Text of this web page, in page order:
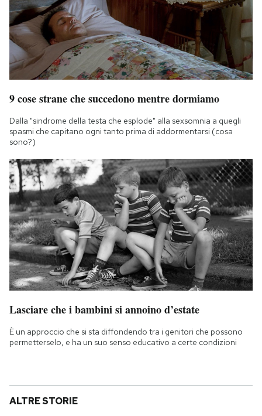
9 cose strane che succedono mentre dormiamo
Dalla "sindrome della testa che esplode" alla sexsomnia a quegli
spasmi che capitano ogni tanto prima di addormentarsi (cosa
sono?)
Lasciare che i bambini si annoino d’estate
È un approccio che si sta diffondendo tra i genitori che possono
permetterselo, e ha un suo senso educativo a certe condizioni
ALTRE STORIE